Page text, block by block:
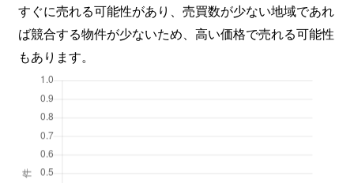
すぐに売れる可能性があり、売買数が少ない地域であれ
ば競合する物件が少ないため、高い価格で売れる可能性
もあります。